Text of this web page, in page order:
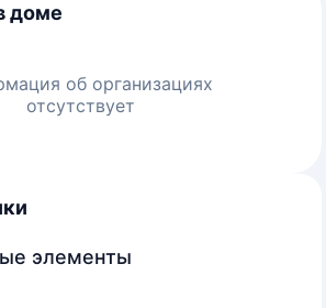
доме
об организациях
отсутствует
элементы